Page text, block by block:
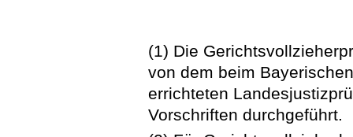
(1) Die
von dem beim
errichteten
Vorschriften durchgeführt.